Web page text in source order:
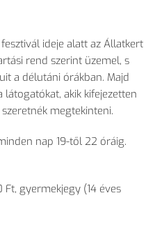
ideje alatt az Állatkert
rend szerint üzemel, s
a délutáni órákban. Majd
látogatókat, akik kifejezetten
megtekinteni.
nap 19-től 22 óráig.
gyermekjegy (14 éves